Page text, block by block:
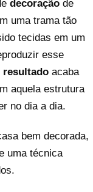
decoração de
uma trama tão
tecidas em um
esse
resultado acaba
aquela estrutura
no dia a dia.
bem decorada,
uma técnica